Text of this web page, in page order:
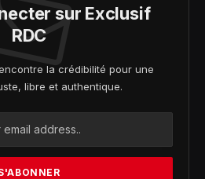
sur Exclusif
RDC
la crédibilité pour une
libre et authentique.